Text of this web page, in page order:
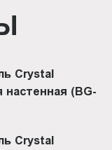
Crystal
(BG-
Crystal